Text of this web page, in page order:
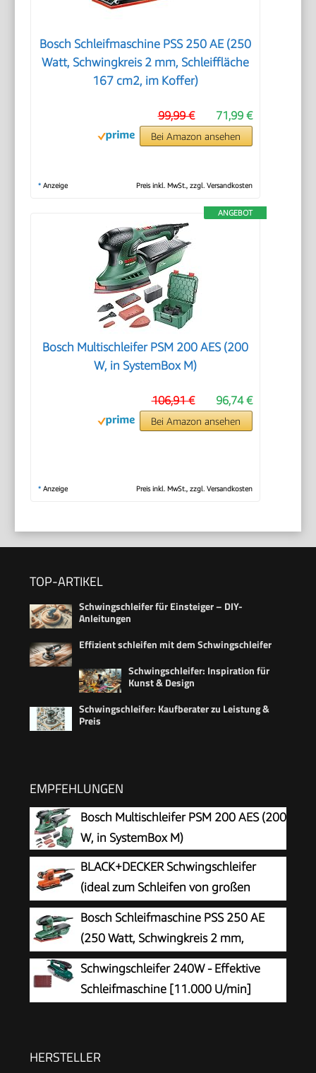
Bosch Schleifmaschine PSS 250 AE (250
Watt, Schwingkreis 2 mm, Schleiffläche
167 cm2, im Koffer)
71,99 €
99,99 €
Bei Amazon ansehen
* Anzeige Preis inkl. MwSt., zzgl. Versandkosten
ANGEBOT
Bosch Multischleifer PSM 200 AES (200
W, in SystemBox M)
96,74 €
106,91 €
Bei Amazon ansehen
* Anzeige Preis inkl. MwSt., zzgl. Versandkosten
TOP-ARTIKEL
Schwingschleifer für Einsteiger – DIY-
Anleitungen
Effizient schleifen mit dem Schwingschleifer
Schwingschleifer: Inspiration für
Kunst & Design
Schwingschleifer: Kaufberater zu Leistung &
Preis
EMPFEHLUNGEN
Bosch Multischleifer PSM 200 AES (200
W, in SystemBox M)
BLACK+DECKER Schwingschleifer
(ideal zum Schleifen von großen
Flächen, ergonomischer Softgriff,
integrierter Staubabsaugung, variable
Geschwindigkeit, inkl. 5x Schleifpapier & Koffer)
KA320EKA-QS
Bosch Schleifmaschine PSS 250 AE
(250 Watt, Schwingkreis 2 mm,
Schleiffläche 167 cm2, im Koffer)
Schwingschleifer 240W - Effektive
Schleifmaschine [11.000 U/min]
HERSTELLER